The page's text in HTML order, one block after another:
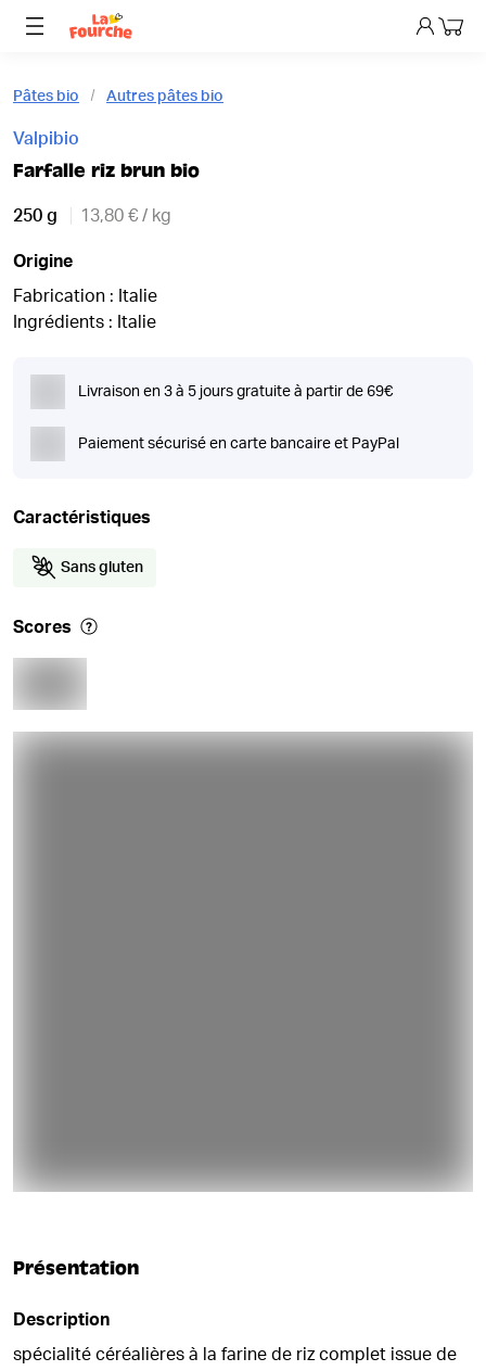
Mon
Pâtes bio Autres pâtes bio
Valpibio
Farfalle riz brun bio
250 g 13,80 € / kg
Origine
Fabrication : Italie
Ingrédients : Italie
Livraison en 3 à 5 jours gratuite à partir de 69€
Paiement sécurisé en carte bancaire et PayPal
Caractéristiques
Sans gluten
Scores
Présentation
Description
spécialité céréalières à la farine de riz complet issue de